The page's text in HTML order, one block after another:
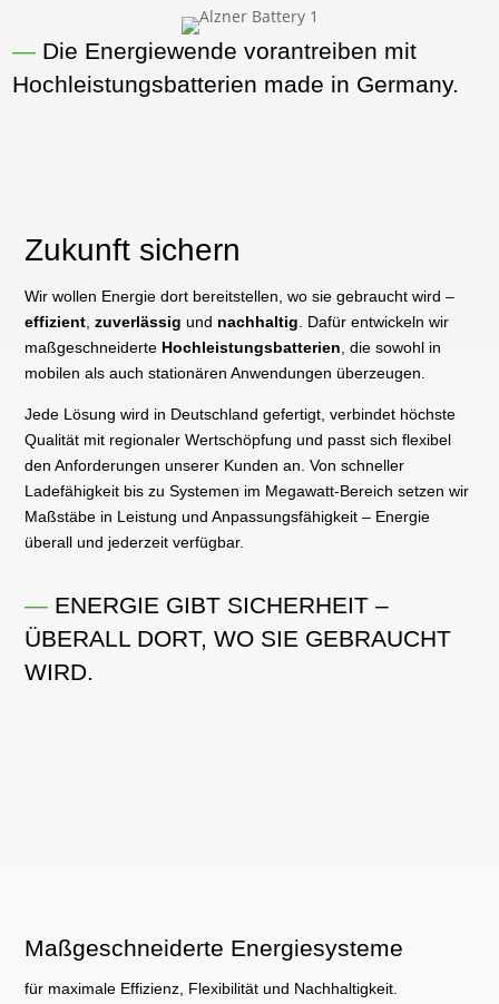
— Die Energiewende vorantreiben mit
Hochleistungsbatterien made in Germany.
Zukunft sichern
Wir wollen Energie dort bereitstellen, wo sie gebraucht wird –
effizient,zuverlässig und nachhaltig. Dafür entwickeln wir
maßgeschneiderte Hochleistungsbatterien, die sowohl in
mobilen als auch stationären Anwendungen überzeugen.
Jede Lösung wird in Deutschland gefertigt, verbindet höchste
Qualität mit regionaler Wertschöpfung und passt sich flexibel
den Anforderungen unserer Kunden an. Von schneller
Ladefähigkeit bis zu Systemen im Megawatt-Bereich setzen wir
Maßstäbe in Leistung und Anpassungsfähigkeit – Energie
überall und jederzeit verfügbar.
— ENERGIE GIBT SICHERHEIT –
ÜBERALL DORT, WO SIE GEBRAUCHT
WIRD.
Maßgeschneiderte Energiesysteme
für maximale Effizienz, Flexibilität und Nachhaltigkeit.